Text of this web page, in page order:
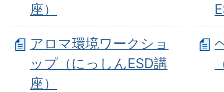
座）
アロマ環境ワークショ
ップ（にっしんESD講
座）